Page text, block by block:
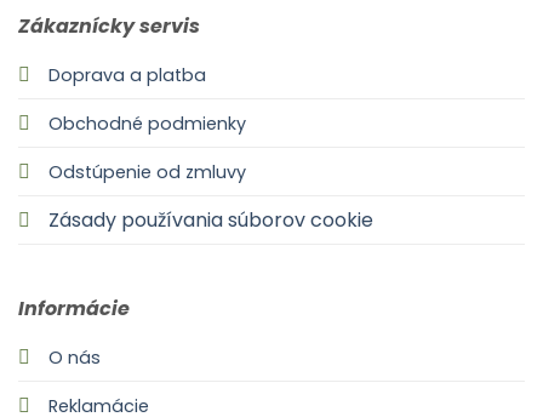
Zákaznícky servis
Doprava a platba
Obchodné podmienky
Odstúpenie od zmluvy
Zásady používania súborov cookie
Informácie
O nás
Reklamácie